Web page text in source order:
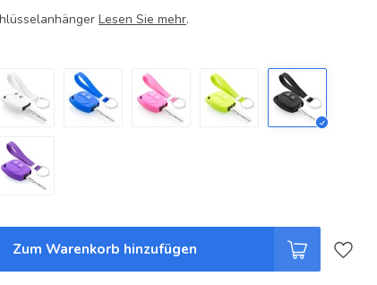
Lesen Sie mehr.
Zum Warenkorb hinzufügen